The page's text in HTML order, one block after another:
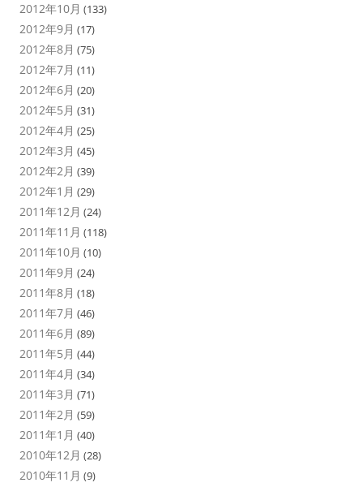
2012年10月 (133)
2012年9月 (17)
2012年8月 (75)
2012年7月 (11)
2012年6月 (20)
2012年5月 (31)
2012年4月 (25)
2012年3月 (45)
2012年2月 (39)
2012年1月 (29)
2011年12月 (24)
2011年11月 (118)
2011年10月 (10)
2011年9月 (24)
2011年8月 (18)
2011年7月 (46)
2011年6月 (89)
2011年5月 (44)
2011年4月 (34)
2011年3月 (71)
2011年2月 (59)
2011年1月 (40)
2010年12月 (28)
2010年11月 (9)